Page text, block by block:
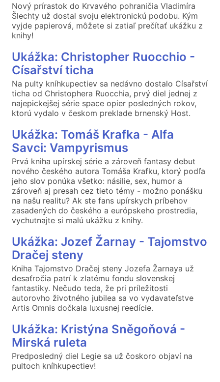
Nový prírastok do Krvavého pohraničia Vladimíra
Šlechty už dostal svoju elektronickú podobu. Kým
vyjde papierová, môžete si zatiaľ prečítať ukážku z
knihy!
Ukážka: Christopher Ruocchio -
Císařství ticha
Na pulty kníhkupectiev sa nedávno dostalo Císařství
ticha od Christophera Ruocchia, prvý diel jednej z
najepickejšej série space opier posledných rokov,
ktorú vydalo v českom preklade brnenský Host.
Ukážka: Tomáš Krafka - Alfa
Savci: Vampyrismus
Prvá kniha upírskej série a zároveň fantasy debut
nového českého autora Tomáša Krafku, ktorý podľa
jeho slov ponúka všetko: násilie, sex, humor a
zároveň aj presah cez tieto témy - možno ponášku
na našu realitu? Ak ste fans upírskych príbehov
zasadených do českého a európskeho prostredia,
vychutnajte si malú ukážku z knihy.
Ukážka: Jozef Žarnay - Tajomstvo
Dračej steny
Kniha Tajomstvo Dračej steny Jozefa Žarnaya už
desaťročia patrí k zlatému fondu slovenskej
fantastiky. Nečudo teda, že pri príležitosti
autorovho životného jubilea sa vo vydavateľstve
Artis Omnis dočkala luxusnej reedície.
Ukážka: Kristýna Sněgoňová -
Mirská ruleta
Predposledný diel Legie sa už čoskoro objaví na
pultoch kníhkupectiev!